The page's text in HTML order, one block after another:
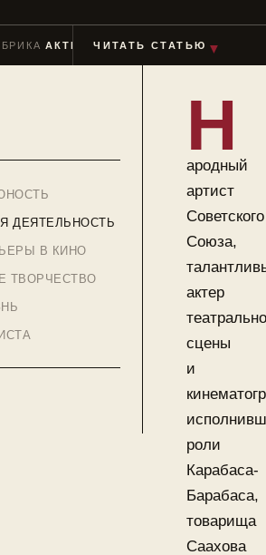
АКТЕРЫ ЧТЕНИЕ ≈ 8 МИН
ЧИТАТЬ СТАТЬЮ ▼
ДЕЯТЕЛЬНОСТЬ
В КИНО
ТВОРЧЕСТВО
Н
ародный
артист
Советского
Союза,
актер
сцены
и
роли
Карабаса-
Барабаса,
товарища
Саахова